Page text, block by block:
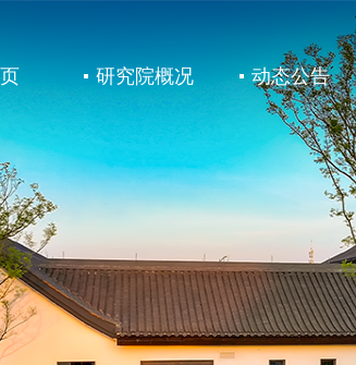
研究院概况 动态公告